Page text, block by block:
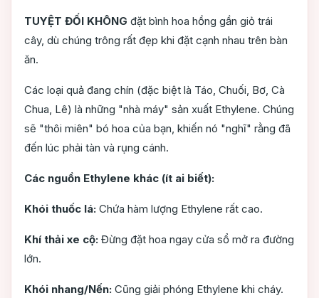
TUYỆT ĐỐI KHÔNG đặt bình hoa hồng gần giỏ trái
cây, dù chúng trông rất đẹp khi đặt cạnh nhau trên bàn
ăn.
Các loại quả đang chín (đặc biệt là Táo, Chuối, Bơ, Cà
Chua, Lê) là những "nhà máy" sản xuất Ethylene. Chúng
sẽ "thôi miên" bó hoa của bạn, khiến nó "nghĩ" rằng đã
đến lúc phải tàn và rụng cánh.
Các nguồn Ethylene khác (ít ai biết):
Khói thuốc lá: Chứa hàm lượng Ethylene rất cao.
Khí thải xe cộ: Đừng đặt hoa ngay cửa sổ mở ra đường
lớn.
Khói nhang/Nến: Cũng giải phóng Ethylene khi cháy.